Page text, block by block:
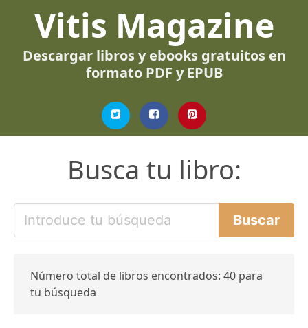
Vitis Magazine
Descargar libros y ebooks gratuitos en
formato PDF y EPUB
Busca tu libro:
Número total de libros encontrados: 40 para
tu búsqueda